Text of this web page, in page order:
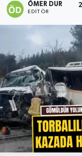
ÖMER DUR
EDITÖR
Haber Arşivi